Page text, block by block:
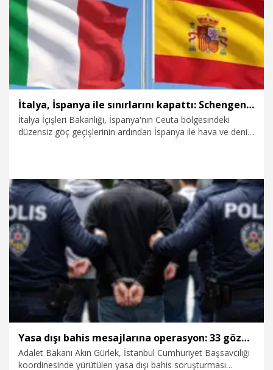
İtalya, İspanya ile sınırlarını kapattı: Schengen askıya alındı
İtalya İçişleri Bakanlığı, İspanya'nın Ceuta bölgesindeki
düzensiz göç geçişlerinin ardından İspanya ile hava ve deniz
1.08.2026 Dünya
Yasa dışı bahis mesajlarına operasyon: 33 gözaltı kararı
Adalet Bakanı Akın Gürlek, İstanbul Cumhuriyet Başsavcılığı
koordinesinde yürütülen yasa dışı bahis soruşturması